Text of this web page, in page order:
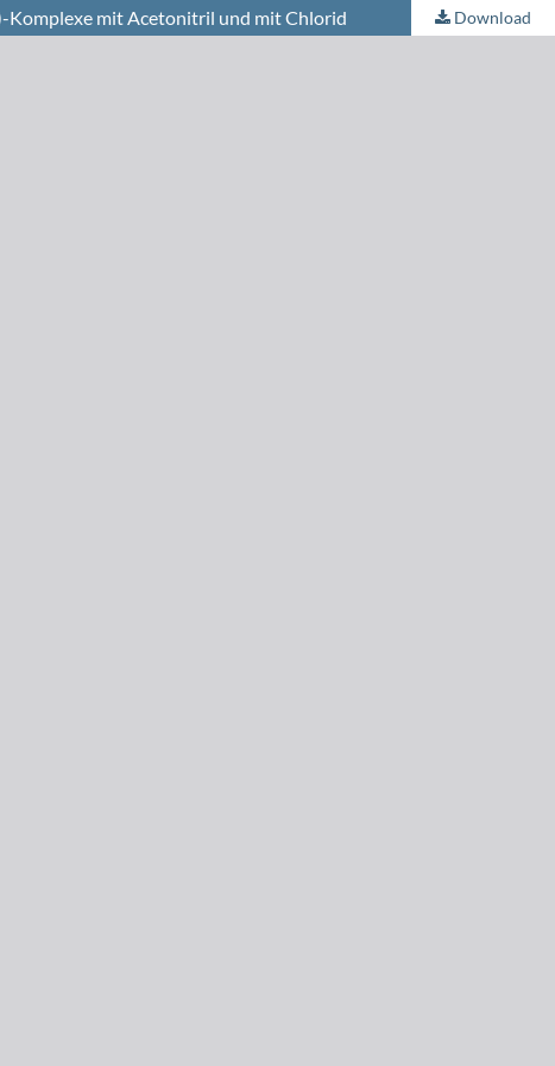
Komplexe mit Acetonitril und mit Chlorid Download